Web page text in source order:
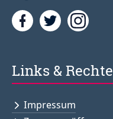
FacebookTwitter<
Links & Rechte
Impressum